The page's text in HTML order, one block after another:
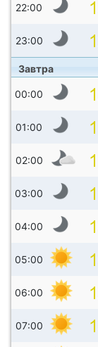
22:00
23:00
Завтра
00:00
01:00
02:00
03:00
04:00
05:00
06:00
07:00